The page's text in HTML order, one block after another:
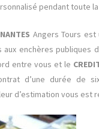
pendant toute
Angers Tours
aux enchères
entre vous et le
d’une durée
d’estimation vous est